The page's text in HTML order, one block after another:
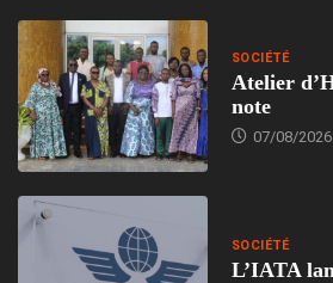
SOCIÉTÉ
Atelier
note
07/08/2026
SOCIÉTÉ
L’IATA